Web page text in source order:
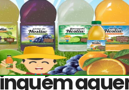
/Destaques/Novas/Parana/Ninguém
Alexandre Curi